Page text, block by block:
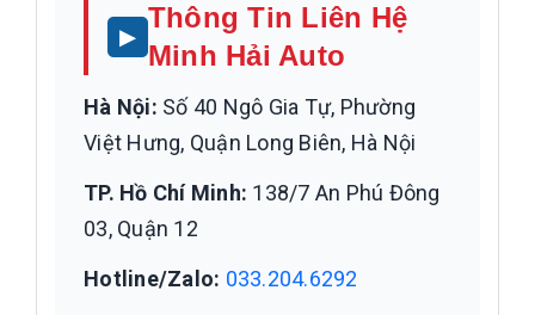
Thông Tin Liên Hệ
Minh Hải Auto
Hà Nội: Số 40 Ngô Gia Tự, Phường
Việt Hưng, Quận Long Biên, Hà Nội
TP. Hồ Chí Minh: 138/7 An Phú Đông
03, Quận 12
Hotline/Zalo: 033.204.6292